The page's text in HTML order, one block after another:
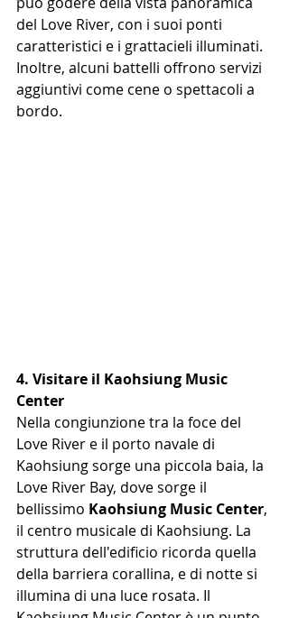
del Love River, con i suoi ponti
caratteristici e i grattacieli illuminati.
Inoltre, alcuni battelli offrono servizi
aggiuntivi come cene o spettacoli a
bordo.
4. Visitare il Kaohsiung Music
Center
Nella congiunzione tra la foce del
Love River e il porto navale di
Kaohsiung sorge una piccola baia, la
Love River Bay, dove sorge il
bellissimo Kaohsiung Music Center,
il centro musicale di Kaohsiung. La
struttura dell'edificio ricorda quella
della barriera corallina, e di notte si
illumina di una luce rosata. Il